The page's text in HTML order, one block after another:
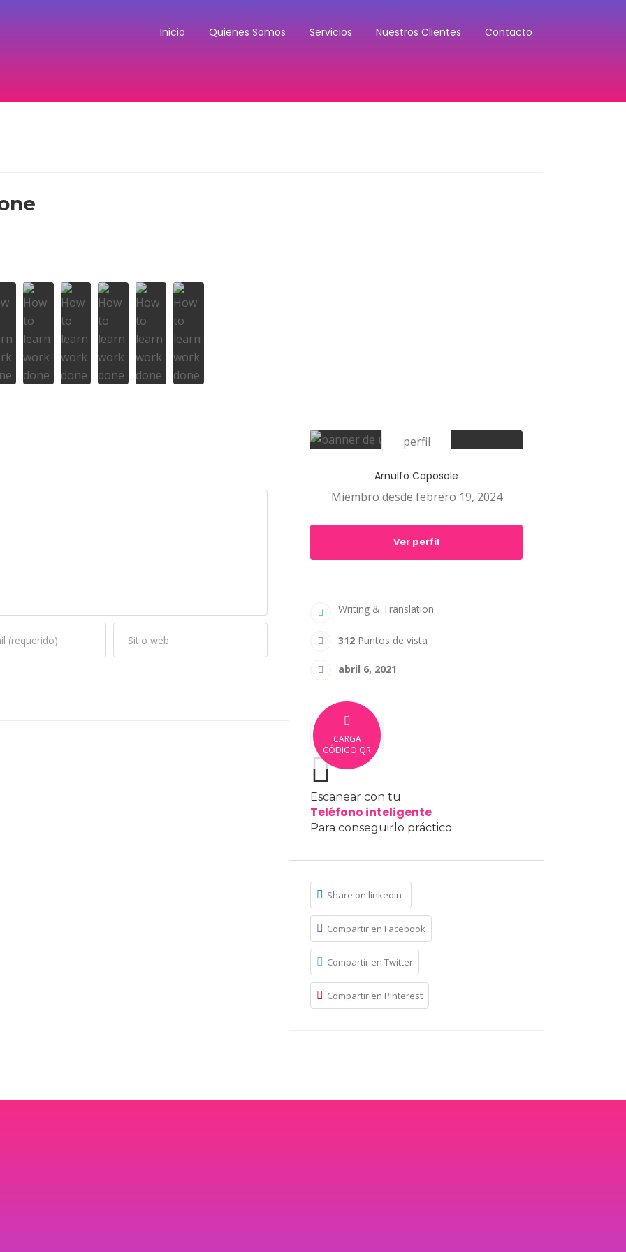
Inicio Quienes Somos Servicios Nuestros Clientes Contacto
Arnulfo Caposole
Miembro desde febrero 19, 2024
Ver perfil
Writing & Translation
312 Puntos de vista
abril 6, 2021
CARGA
CÓDIGO QR
Escanear con tu
Teléfono inteligente
Para conseguirlo práctico.
Share on linkedin
Compartir en Facebook
Compartir en Twitter
Compartir en Pinterest